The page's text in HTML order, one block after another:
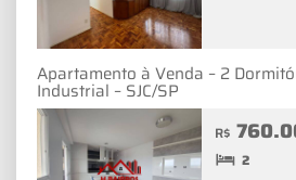
Apartamento à Venda – 2
Industrial – SJC/SP
R$
2